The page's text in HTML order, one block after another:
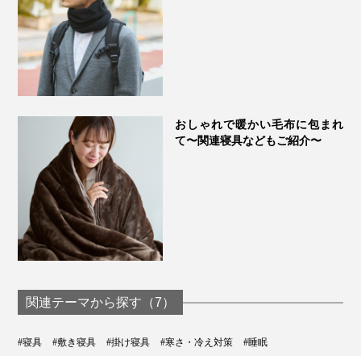
おしゃれで暖かい毛布に包まれ
て〜関連寝具などもご紹介〜
関連テーマから探す（7）
#寝具 #敷き寝具 #掛け寝具 #寒さ・冷え対策
#睡眠